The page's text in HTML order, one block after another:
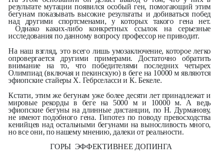
результате мутации появился особый ген, помогающий этим
бегунам показывать высокие результаты и добиваться побед
над другими спортсменами, у которых такого гена нет.
Однако каких-либо конкретных ссылок на серьезные
исследования по данному вопросу профессор не приводит.
На наш взгляд, это всего лишь умозаключение, которое легко
опровергается другими примерами. Достаточно обратить
внимание на то, что победителями последних четырех
Олимпиад (включая и пекинскую) в беге на 10000 м являются
эфиопские стайеры Х. Гебрселасси и К. Бекеле.
Кстати, этим же бегунам уже более десяти лет принадлежат и
мировые рекорды в беге на 5000 м и 10000 м. А ведь
эфиопские бегуны на длинные дистанции, по Н. Дурманову,
не имеют подобного гена. Гипотез по поводу превосходства
кенийцев над остальными бегунами на выносливость много,
но все они, по нашему мнению, далеки от реальности.
ГОРЫ ЭФФЕКТИВНЕЕ ДОПИНГА